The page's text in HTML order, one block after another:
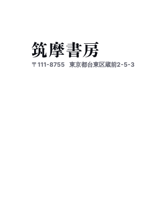
〒111-8755 東京都台東区蔵前2-5-3